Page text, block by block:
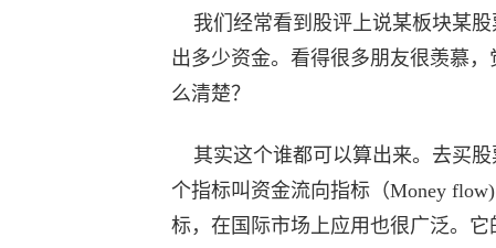
我们经常看到股评上说某板块某股
出多少资金。看得很多朋友很羡慕
么清楚？
其实这个谁都可以算出来。去买股
个指标叫资金流向指标（Money
标，在国际市场上应用也很广泛。